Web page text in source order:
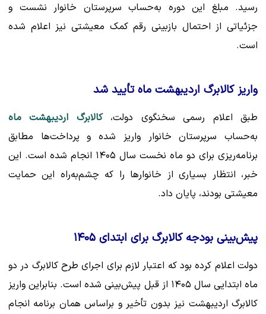
رسید. مبلغ این دوره به‌حساب سرپرستان خانوار نشست و
جزئیاتی از احتمال بازبینی رقم کمک معیشتی نیز اعلام شده
است.
واریز کالابرگ اردیبهشت ماه تأیید شد
طبق اعلام رسمی سخنگوی دولت،کالابرگ اردیبهشت ماه
به‌حساب سرپرستان خانوار واریز شده و پرداخت‌ها مطابق
برنامه‌ریزی برای دو ماه نخست سال ۱۴۰۵ انجام شده است. این
خبر، انتظار بسیاری از خانوارها را که چشم‌به‌راه این حمایت
معیشتی بودند، پایان داد.
پیش‌بینی بودجه کالابرگ برای ابتدای ۱۴۰۵
دولت اعلام کرده بود که اعتبار لازم برای اجرای طرح کالابرگ در دو
ماه ابتدایی سال ۱۴۰۵ از قبل پیش‌بینی شده است. بنابراین واریز
کالابرگ اردیبهشت نیز بدون تأخیر و براساس همان برنامه انجام